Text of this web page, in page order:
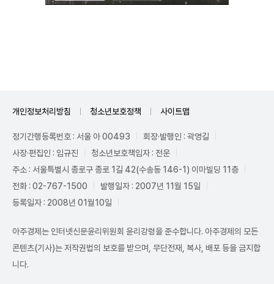
개인정보처리방침 청소년보호정책 사이트맵
정기간행등록번호 : 서울 아 00493
회장·발행인 : 곽영길
사장·편집인 : 임규진
청소년보호책임자 : 전운
주소 : 서울특별시 종로구 종로 1길 42(수송동 146-1) 이마빌딩 11층
전화 : 02-767-1500
발행일자 : 2007년 11월 15일
등록일자 : 2008년 01월10일
아주경제는 인터넷신문윤리위원회 윤리강령을 준수합니다. 아주경제의 모든
콘텐츠(기사)는 저작권법의 보호를 받으며, 무단전재, 복사, 배포 등을 금지합
니다.